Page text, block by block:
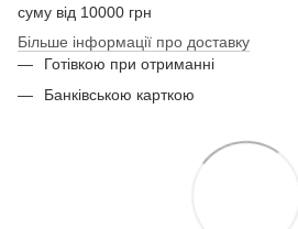
суму від 10000 грн
Більше інформації про доставку
Готівкою при отриманні
Банківською карткою